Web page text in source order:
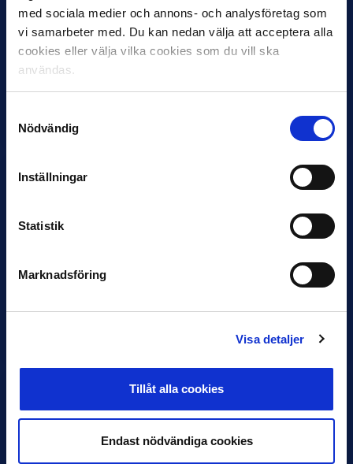
med sociala medier och annons- och analysföretag som
vi samarbeter med. Du kan nedan välja att acceptera alla
cookies eller välja vilka cookies som du vill ska
användas.
Nödvändig
Inställningar
Statistik
Marknadsföring
Visa detaljer
Tillåt alla cookies
Endast nödvändiga cookies
30 JUNI
Helstrup ny tränare i Malmö FF
Favorit i repris för Sirius i maj